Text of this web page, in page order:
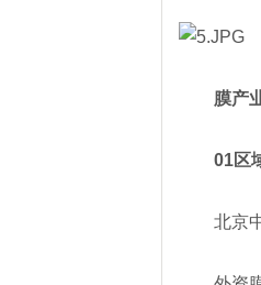
膜产业
01区域
北京中